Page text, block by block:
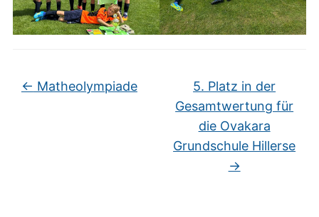
← Matheolympiade
5. Platz in der
Gesamtwertung für
die Ovakara
Grundschule Hillerse
→